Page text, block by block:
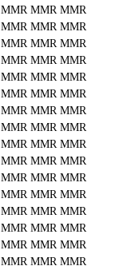
MMR MMR MMR
MMR MMR MMR
MMR MMR MMR
MMR MMR MMR
MMR MMR MMR
MMR MMR MMR
MMR MMR MMR
MMR MMR MMR
MMR MMR MMR
MMR MMR MMR
MMR MMR MMR
MMR MMR MMR
MMR MMR MMR
MMR MMR MMR
MMR MMR MMR
MMR MMR MMR